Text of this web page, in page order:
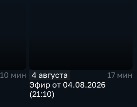
10 мин
4 августа
17 мин
Эфир от 04.08.2026
(21:10)